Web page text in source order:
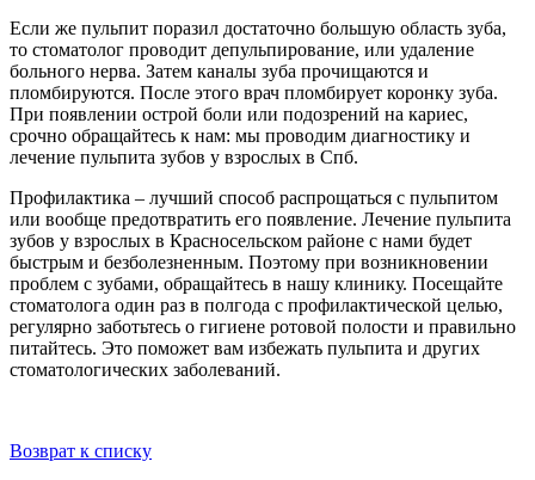
Если же пульпит поразил достаточно большую область зуба,
то стоматолог проводит депульпирование, или удаление
больного нерва. Затем каналы зуба прочищаются и
пломбируются. После этого врач пломбирует коронку зуба.
При появлении острой боли или подозрений на кариес,
срочно обращайтесь к нам: мы проводим диагностику и
лечение пульпита зубов у взрослых в Спб.
Профилактика – лучший способ распрощаться с пульпитом
или вообще предотвратить его появление. Лечение пульпита
зубов у взрослых в Красносельском районе с нами будет
быстрым и безболезненным. Поэтому при возникновении
проблем с зубами, обращайтесь в нашу клинику. Посещайте
стоматолога один раз в полгода с профилактической целью,
регулярно заботьтесь о гигиене ротовой полости и правильно
питайтесь. Это поможет вам избежать пульпита и других
стоматологических заболеваний.
Возврат к списку